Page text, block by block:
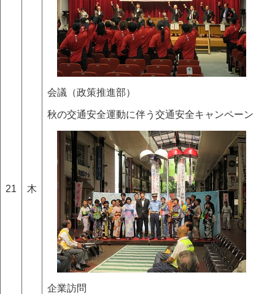
21 木
会議（政策推進部）
秋の交通安全運動に伴う交通安全キャンペーン
企業訪問